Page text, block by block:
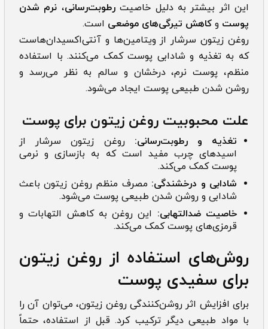
این اثر بیشتر به دلیل خاصیترطوبت‌رسانی، نرم شدن
پوست و کاهش تیرگی‌های موضعی است.
روغن زیتون سرشار از ویتامین‌ها و آنتی‌اکسیدان‌هاست
که به تغذیه و شادابی پوست کمک می‌کنند. با استفاده
منظم، پوست نرم، درخشان و سالم به نظر می‌رسد و
روشن شدن طبیعی پوست ایجاد می‌شود.
علت محبوبیت روغن زیتون برای پوست
تغذیه و رطوبت‌رسانی: روغن زیتون سرشار از
اسیدهای چرب مفید است که به بازسازی و نرمی
پوست کمک می‌کند.
شادابی و درخشندگی: مصرف منظم روغن زیتون باعث
شادابی و روشن شدن طبیعی پوست می‌شود.
خاصیت ضدالتهابی: این روغن به کاهش التهابات و
قرمزی‌های پوست کمک می‌کند.
روش‌های استفاده از روغن زیتون
برای سفیدی پوست
برای افزایش اثر روشن‌کنندگی روغن زیتون، می‌توان آن را
با مواد طبیعی دیگر ترکیب کرد. قبل از استفاده، حتماً